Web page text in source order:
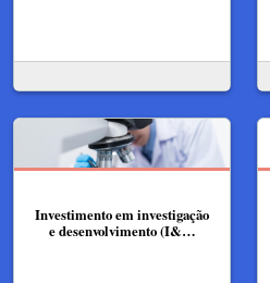
Investimento em investigação
e desenvolvimento (I&…